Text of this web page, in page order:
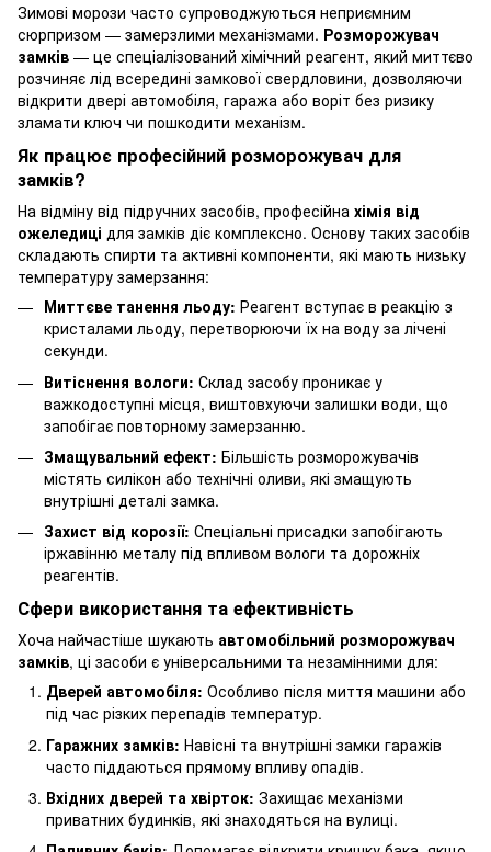
Зимові морози часто супроводжуються неприємним
сюрпризом — замерзлими механізмами. Розморожувач
замків — це спеціалізований хімічний реагент, який миттєво
розчиняє лід всередині замкової свердловини, дозволяючи
відкрити двері автомобіля, гаража або воріт без ризику
зламати ключ чи пошкодити механізм.
Як працює професійний розморожувач для
замків?
На відміну від підручних засобів, професійна хімія від
ожеледиці для замків діє комплексно. Основу таких засобів
складають спирти та активні компоненти, які мають низьку
температуру замерзання:
Миттєве танення льоду: Реагент вступає в реакцію з
кристалами льоду, перетворюючи їх на воду за лічені
секунди.
Витіснення вологи: Склад засобу проникає у
важкодоступні місця, виштовхуючи залишки води, що
запобігає повторному замерзанню.
Змащувальний ефект: Більшість розморожувачів
містять силікон або технічні оливи, які змащують
внутрішні деталі замка.
Захист від корозії: Спеціальні присадки запобігають
іржавінню металу під впливом вологи та дорожніх
реагентів.
Сфери використання та ефективність
Хоча найчастіше шукають автомобільний розморожувач
замків, ці засоби є універсальними та незамінними для:
Дверей автомобіля: Особливо після миття машини або
під час різких перепадів температур.
Гаражних замків: Навісні та внутрішні замки гаражів
часто піддаються прямому впливу опадів.
Вхідних дверей та хвірток: Захищає механізми
приватних будинків, які знаходяться на вулиці.